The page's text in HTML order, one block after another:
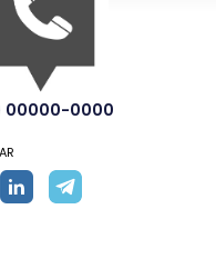
00000-0000